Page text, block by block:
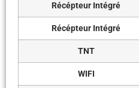
Récépteur Intégré
Récépteur Intégré
TNT
WIFI